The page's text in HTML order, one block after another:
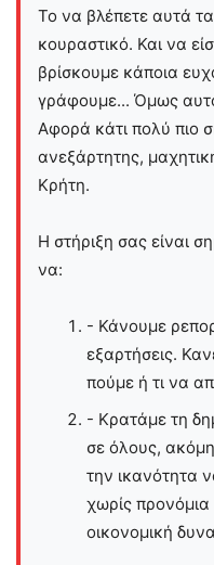
Το να βλέπετε αυτά
κουραστικό. Και να
βρίσκουμε κάποια
γράφουμε... Όμως
Αφορά κάτι πολύ πιο
ανεξάρτητης,
Kρήτη.
Η στήριξη σας είναι
να:
- Κάνουμε
εξαρτήσεις.
πούμε ή τι να
- Κρατάμε τη
σε όλους,
την ικανότητα
χωρίς
οικονομική